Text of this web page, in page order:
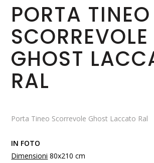
PORTA
SCORREVOLE
GHOST
RAL
Porta Tineo Scorrevole Ghost Laccato Ral
IN FOTO
Dimensioni 80x210 cm